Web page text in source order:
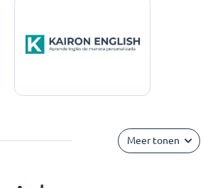
Meer tonen